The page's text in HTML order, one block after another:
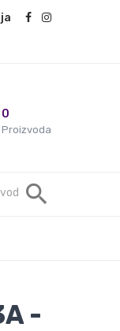
0
Proizvoda
-